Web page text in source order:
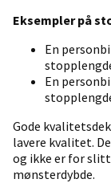
Eksempler på
En
En
Gode
lavere kvalitet.
og ikke er for
mønsterdybde.